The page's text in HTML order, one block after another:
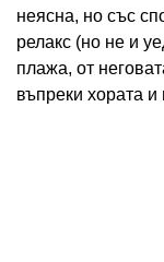
неясна, но със
релакс (но не и
плажа, от
въпреки хората и